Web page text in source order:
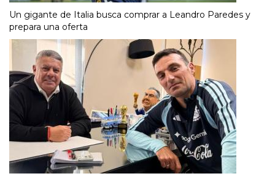
Un gigante de Italia busca comprar a Leandro Paredes y
prepara una oferta